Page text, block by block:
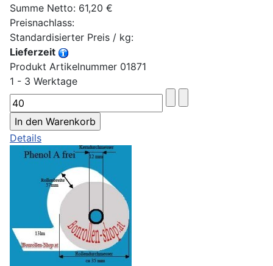
Summe Netto: 61,20 €
Preisnachlass:
Standardisierter Preis / kg:
Lieferzeit
Produkt Artikelnummer 01871
1 - 3 Werktage
Details